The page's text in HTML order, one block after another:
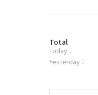
플
러
그
방
문
자
Total
Today :
Yesterday :